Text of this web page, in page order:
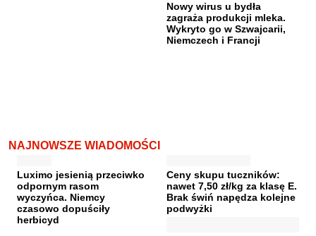
Nowy wirus u bydła
zagraża produkcji mleka.
Wykryto go w Szwajcarii,
Niemczech i Francji
NAJNOWSZE WIADOMOŚCI
Luximo jesienią przeciwko
odpornym rasom
wyczyńca. Niemcy
czasowo dopuściły
herbicyd
Ceny skupu tuczników:
nawet 7,50 zł/kg za klasę E.
Brak świń napędza kolejne
podwyżki